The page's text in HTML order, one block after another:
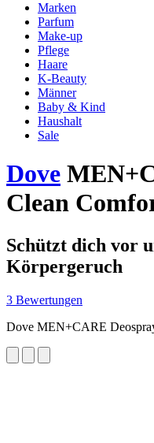
Marken
Parfum
Make-up
Pflege
Haare
K-Beauty
Männer
Baby & Kind
Haushalt
Sale
Dove
Clean
Schützt dich vor
Körpergeruch
3 Bewertungen
Dove MEN+CARE